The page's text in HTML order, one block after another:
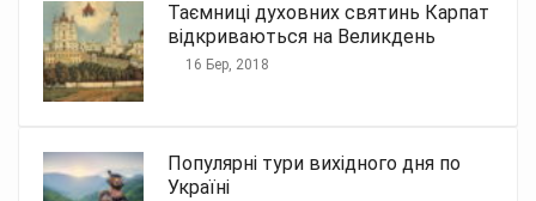
Таємниці духовних святинь Карпат
відкриваються на Великдень
16 Бер, 2018
Популярні тури вихідного дня по
Україні